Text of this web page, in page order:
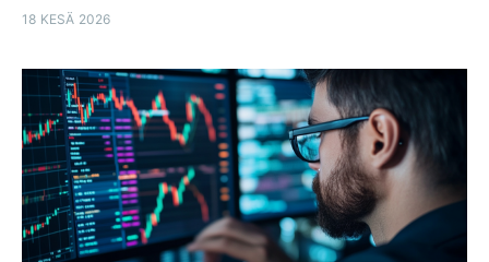
18 KESÄ 2026